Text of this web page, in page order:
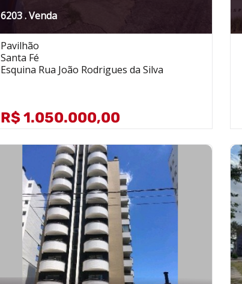
6203 . Venda
Pavilhão
Santa Fé
Esquina Rua João Rodrigues da Silva
R$ 1.050.000,00